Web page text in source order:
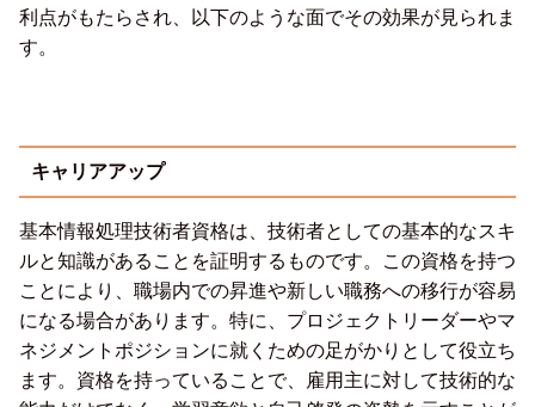
利点がもたらされ、以下のような面でその効果が見られま
す。
キャリアアップ
基本情報処理技術者資格は、技術者としての基本的なスキ
ルと知識があることを証明するものです。この資格を持つ
ことにより、職場内での昇進や新しい職務への移行が容易
になる場合があります。特に、プロジェクトリーダーやマ
ネジメントポジションに就くための足がかりとして役立ち
ます。資格を持っていることで、雇用主に対して技術的な